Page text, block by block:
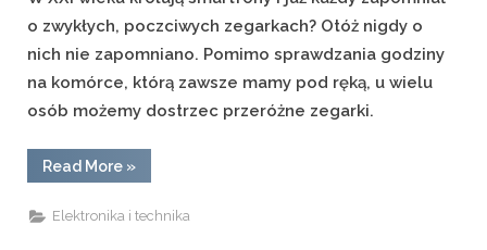
o zwykłych, poczciwych zegarkach? Otóż nigdy o
nich nie zapomniano. Pomimo sprawdzania godziny
na komórce, którą zawsze mamy pod ręką, u wielu
osób możemy dostrzec przeróżne zegarki.
Read More“Luksus
równy
jakości
zegarków”
»
Elektronika i technika